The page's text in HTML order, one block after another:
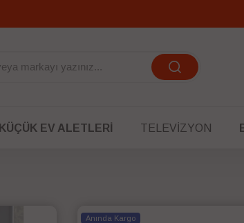
KÜÇÜK EV ALETLERI TELEVIZYON
Anında Kargo